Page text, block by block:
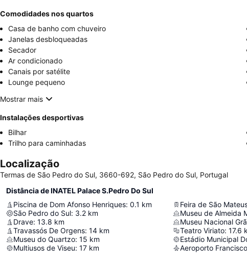
Comodidades nos quartos
Casa de banho com chuveiro
Janelas desbloqueadas
Secador
Ar condicionado
Canais por satélite
Lounge pequeno
Mostrar mais
Instalações desportivas
Bilhar
Trilho para caminhadas
Localização
Termas de São Pedro do Sul, 3660-692, São Pedro do Sul, Portugal
Distância de INATEL Palace S.Pedro Do Sul
Piscina de Dom Afonso Henriques: 0.1 km
São Pedro do Sul: 3.2 km
Drave: 13.8 km
Travassós De Orgens: 14 km
Museu do Quartzo: 15 km
Multiusos de Viseu: 17 km
Feira de São
Museu de Almeida
Museu Nacional
Teatro Viriato: 17.6
Estádio Municipal
Aeroporto